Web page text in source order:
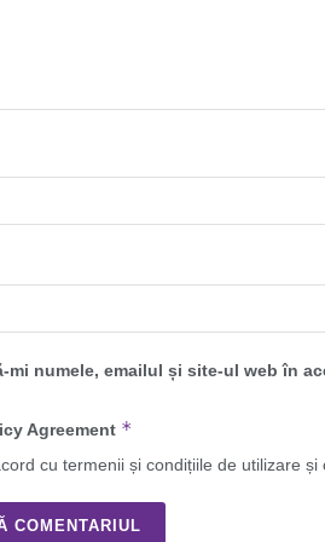
mi numele, emailul și site-ul web în
Agreement *
cu termenii și condițiile de utilizare și